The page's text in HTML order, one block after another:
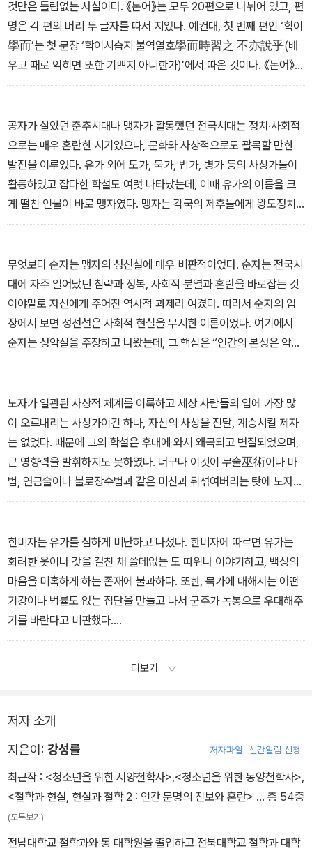
것만은 틀림없는 사실이다. 《논어》는 모두 20편으로 나뉘어 있고, 편
명은 각 편의 머리 두 글자를 따서 지었다. 예컨대, 첫 번째 편인 ‘학이
學而’는 첫 문장 ‘학이시습지 불역열호學而時習之 不亦說乎(배
우고 때로 익히면 또한 기쁘지 아니한가)’에서 따온 것이다. 《논어》는
① 공자의 말 ② 공자와 제자 사이의 대화 ③ 공자와 당시 사람들과의
- 공자의 《공자》 ‘인류의 스승이 삶으로 써내려간 명언들’ 중에서
공자가 살았던 춘추시대나 맹자가 활동했던 전국시대는 정치·사회적
으로는 매우 혼란한 시기였으나, 문화와 사상적으로도 괄목할 만한
발전을 이루었다. 유가 외에 도가, 묵가, 법가, 병가 등의 사상가들이
활동하였고 잡다한 학설도 여럿 나타났는데, 이때 유가의 이름을 크
게 떨친 인물이 바로 맹자였다. 맹자는 각국의 제후들에게 왕도정치
를 펼 것을 끊임없이 재촉했지만 그들에게는 마이동풍이었다. 인의정
있던 제후들 사이에는 건널 수 없는 장벽이 가로놓여있었던 것이다.
- 맹자의 《맹자》 ‘성선설과 왕도정치를 주장하다’ 중에서
무엇보다 순자는 맹자의 성선설에 매우 비판적이었다. 순자는 전국시
대에 자주 일어났던 침략과 정복, 사회적 분열과 혼란을 바로잡는 것
이야말로 자신에게 주어진 역사적 과제라 여겼다. 따라서 순자의 입
장에서 보면 성선설은 사회적 현실을 무시한 이론이었다. 여기에서
순자는 성악설을 주장하고 나왔는데, 그 핵심은 “인간의 본성은 악하
며, 선이란 인위적인 것이다”였다. 다시 말해 사람이 타고난 본성을
적 훈련과 예禮라고 하는 사회적 제도에 따라 악한 본성을 고치지 않
으면 안 된다는 것이다. 순자의 이런 주장은 유가에서 받아들여지지
않았다.
- 순자의 《순자》 ‘인간의 본성은 교육을 통해 선해진다’ 중에서
노자가 일관된 사상적 체계를 이룩하고 세상 사람들의 입에 가장 많
이 오르내리는 사상가이긴 하나, 자신의 사상을 전달, 계승시킬 제자
는 없었다. 때문에 그의 학설은 후대에 와서 왜곡되고 변질되었으며,
큰 영향력을 발휘하지도 못하였다. 더구나 이것이 무술巫術이나 마
법, 연금술이나 불로장수법과 같은 미신과 뒤섞여버리는 탓에 노자
자신의 순수한 이론과는 동떨어진 사상이 되어버렸다.
중에서
한비자는 유가를 심하게 비난하고 나섰다. 한비자에 따르면 유가는
화려한 옷이나 갓을 걸친 채 쓸데없는 도 따위나 이야기하고, 백성의
마음을 미혹하게 하는 존재에 불과하다. 또한, 묵가에 대해서는 어떤
기강이나 법률도 없는 집단을 만들고 나서 군주가 녹봉으로 우대해주
기를 바란다고 비판했다.
- 한비자의 《한비자》 ‘상벌이 명확해야 민심이 안정된다’ 중에서
더보기
저자 소개
지은이: 강성률 저자파일 신간알림 신청
최근작 : <청소년을 위한 서양철학사> <청소년을 위한 동양철학사>
<철학과 현실, 현실과 철학 2 : 인간 문명의 진보와 혼란> … 총 54종
(모두보기)
전남대학교 철학과와 동 대학원을 졸업하고 전북대학교 철학과 대학